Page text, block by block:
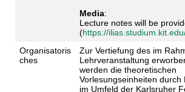
Media:
Lecture notes will be
(https://
Organisatoris
ches
Zur Vertiefung des im
Lehrveranstaltung
werden die theoretischen
Vorlesungseinheiten durch
im Umfeld der Karlsruher